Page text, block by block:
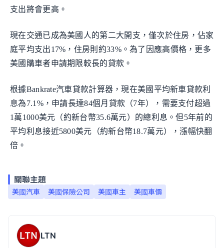
支出將會更高。
現在交通已成為美國人的第二大開支，僅次於住房，佔家
庭平均支出17%，住房則約33%。為了因應高價格，更多
美國購車者申請期限較長的貸款。
根據Bankrate汽車貸款計算器，現在美國平均新車貸款利
息為7.1%，申請長達84個月貸款（7年），需要支付超過
1萬1000美元（約新台幣35.6萬元）的總利息。但5年前的
平均利息接近5800美元（約新台幣18.7萬元），漲幅快翻
倍。
關聯主題
美國汽車 美國保險公司 美國車主 美國車價
LTN